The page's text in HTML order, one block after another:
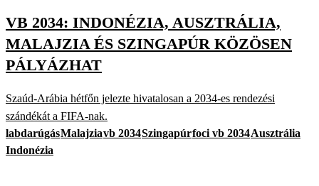
VB 2034: INDONÉZIA, AUSZTRÁLIA,
MALAJZIA ÉS SZINGAPÚR KÖZÖSEN
PÁLYÁZHAT
Szaúd-Arábia hétfőn jelezte hivatalosan a 2034-es rendezési
szándékát a FIFA-nak.
labdarúgásMalajziavb 2034Szingapúrfoci vb 2034Ausztrália
Indonézia